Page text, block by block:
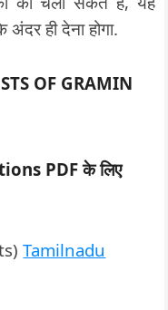
ही देना होगा.
OF GRAMIN
PDF के लिए
Tamilnadu